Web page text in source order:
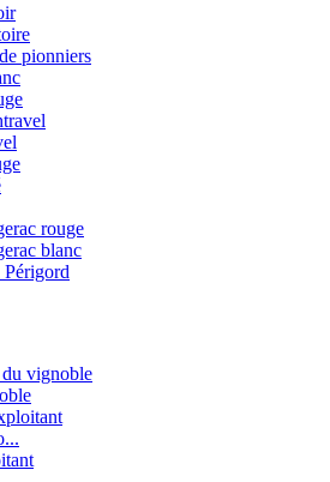
pionniers
rouge
blanc
vignoble